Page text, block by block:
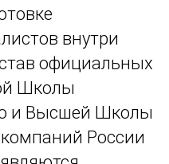
внутри
официальных
Школы
и Высшей Школы
России